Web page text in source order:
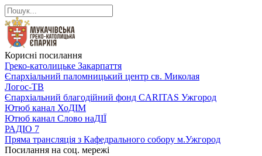
Корисні посилання
Греко-католицьке Закарпаття
Єпархіальний паломницький центр св. Миколая
Логос-ТВ
Єпархіальний благодійний фонд CARITAS Ужгород
Ютюб канал ХоДІМ
Ютюб канал Слово наДІЇ
РАДІО 7
Пряма трансляція з Кафедрального собору м.Ужгород
Посилання на соц. мережі